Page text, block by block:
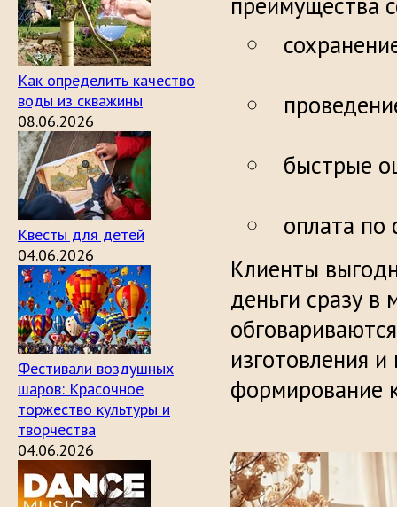
Как определить качество
воды из скважины
08.06.2026
Квесты для детей
04.06.2026
Фестивали воздушных
шаров: Красочное
торжество культуры и
творчества
04.06.2026
быстрые
оплата по
Клиенты
деньги сразу в
изготовления
формирование